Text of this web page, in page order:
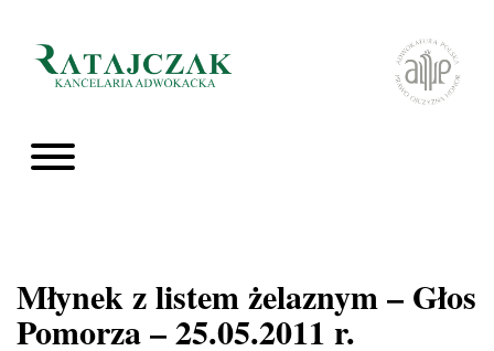
Młynek z listem żelaznym – Głos
Pomorza – 25.05.2011 r.